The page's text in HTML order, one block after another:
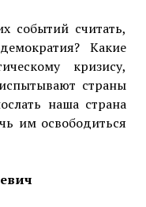
событий считать,
Какие
кризису,
страны
наша страна
им освободиться